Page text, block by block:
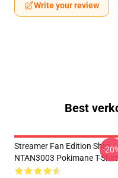
Write your review
Best
Streamer Fan Edition Shirt
NTAN3003 Pokimane T-
-